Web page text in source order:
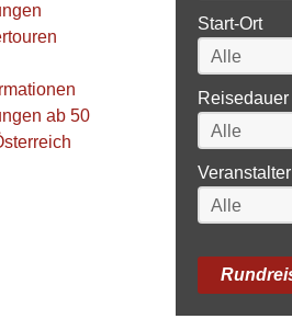
ab 50
Start-Ort
Reisedauer
Veranstalter